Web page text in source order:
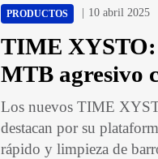
PRODUCTOS 10 abril 2025
TIME XYSTO:
MTB agresivo
Los nuevos TIME
destacan por su
rápido y limpieza de